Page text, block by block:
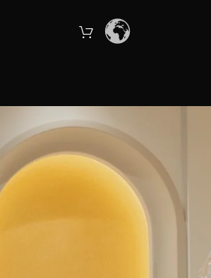
manual
pe tulul fin, una
se topește la lumina